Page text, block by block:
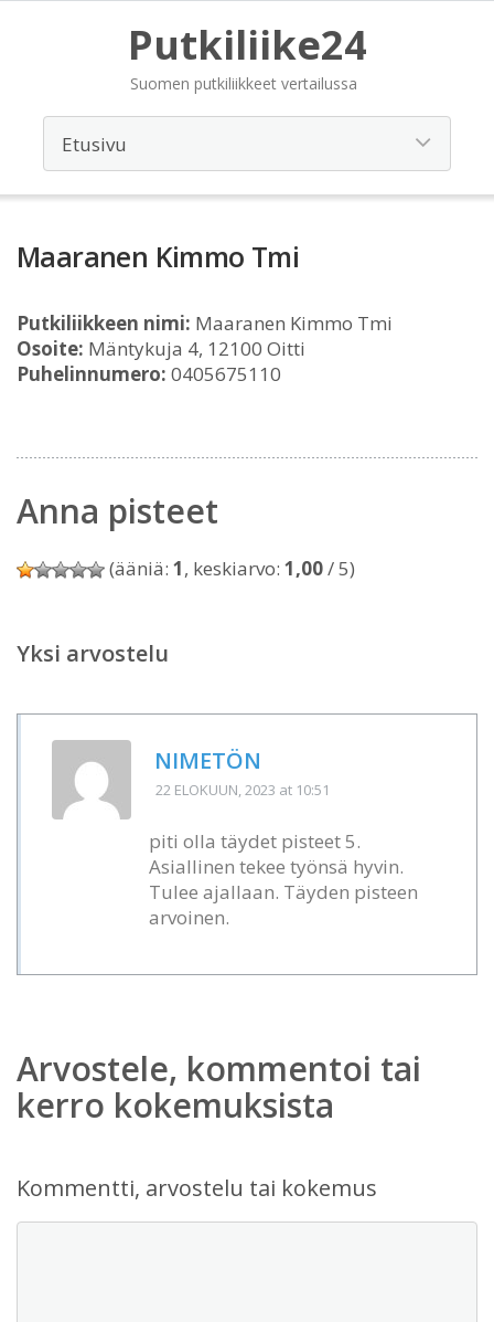
Putkiliike24
Suomen putkiliikkeet vertailussa
Maaranen Kimmo Tmi
Putkiliikkeen nimi: Maaranen Kimmo Tmi
Osoite: Mäntykuja 4, 12100 Oitti
Puhelinnumero: 0405675110
Anna pisteet
(ääniä: 1, keskiarvo: 1,00/ 5)
Yksi arvostelu
NIMETÖN
22 ELOKUUN, 2023 at 10:51
piti olla täydet pisteet 5.
Asiallinen tekee työnsä hyvin.
Tulee ajallaan. Täyden pisteen
arvoinen.
Arvostele, kommentoi tai
kerro kokemuksista
Kommentti, arvostelu tai kokemus